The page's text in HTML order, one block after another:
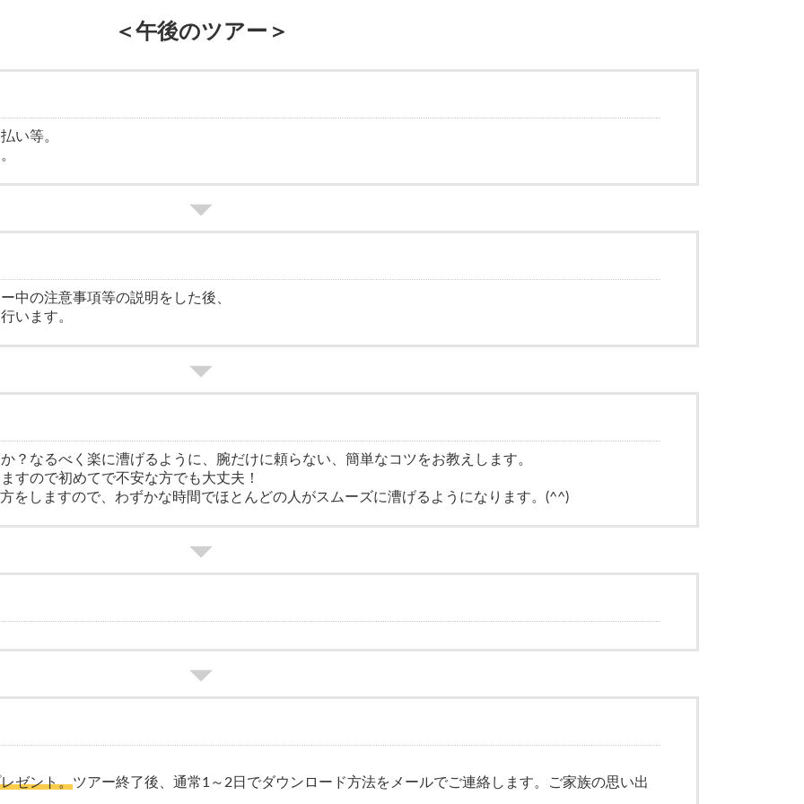
＜午後のツアー＞
い等。
す。
中の注意事項等の説明をした後、
います。
？なるべく楽に漕げるように、腕だけに頼らない、簡単なコツをお教えします。
すので初めてで不安な方でも大丈夫！
をしますので、わずかな時間でほとんどの人がスムーズに漕げるようになります。(^^)
ゼント。ツアー終了後、通常1～2日でダウンロード方法をメールでご連絡します。ご家族の思い出